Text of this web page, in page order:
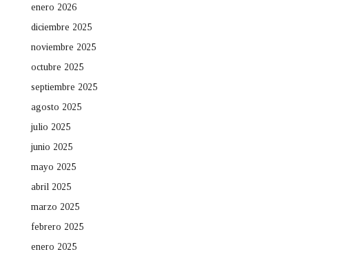
enero 2026
diciembre 2025
noviembre 2025
octubre 2025
septiembre 2025
agosto 2025
julio 2025
junio 2025
mayo 2025
abril 2025
marzo 2025
febrero 2025
enero 2025